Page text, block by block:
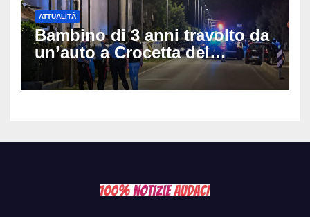
ATTUALITÀ
Bambino di 3 anni travolto da
un’auto a Crocetta del
Montello: è gravissimo,
trasportato in elicottero a